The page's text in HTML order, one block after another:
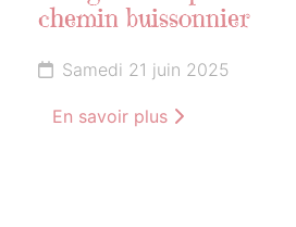
chemin buissonnier
Samedi 21 juin 2025
En savoir plus